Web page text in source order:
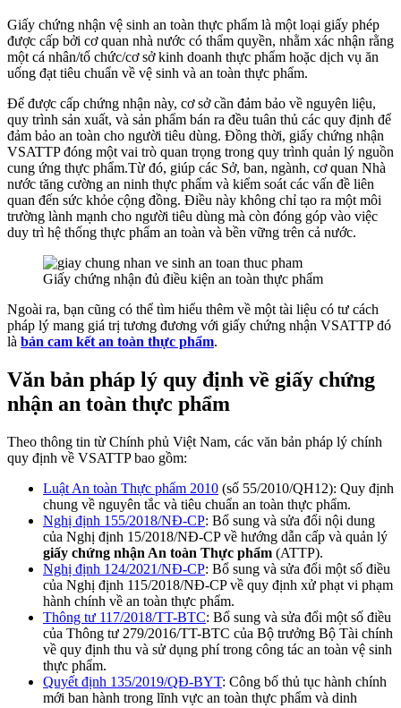
Giấy chứng nhận vệ sinh an toàn thực phẩm là một loại giấy phép
được cấp bởi cơ quan nhà nước có thẩm quyền, nhằm xác nhận rằng
một cá nhân/tổ chức/cơ sở kinh doanh thực phẩm hoặc dịch vụ ăn
uống đạt tiêu chuẩn về vệ sinh và an toàn thực phẩm.
Để được cấp chứng nhận này, cơ sở cần đảm bảo về nguyên liệu,
quy trình sản xuất, và sản phẩm bán ra đều tuân thủ các quy định để
đảm bảo an toàn cho người tiêu dùng. Đồng thời, giấy chứng nhận
VSATTP đóng một vai trò quan trọng trong quy trình quản lý nguồn
cung ứng thực phẩm.Từ đó, giúp các Sở, ban, ngành, cơ quan Nhà
nước tăng cường an ninh thực phẩm và kiểm soát các vấn đề liên
quan đến sức khỏe cộng đồng. Điều này không chỉ tạo ra một môi
trường lành mạnh cho người tiêu dùng mà còn đóng góp vào việc
duy trì hệ thống thực phẩm an toàn và bền vững trên cả nước.
Giấy chứng nhận đủ điều kiện an toàn thực phẩm
Ngoài ra, bạn cũng có thể tìm hiểu thêm về một tài liệu có tư cách
pháp lý mang giá trị tương đương với giấy chứng nhận VSATTP đó
là bản cam kết an toàn thực phẩm.
Văn bản pháp lý quy định về giấy chứng
nhận an toàn thực phẩm
Theo thông tin từ Chính phủ Việt Nam, các văn bản pháp lý chính
quy định về VSATTP bao gồm:
Luật An toàn Thực phẩm 2010 (số 55/2010/QH12): Quy định
chung về nguyên tắc và tiêu chuẩn an toàn thực phẩm.
Nghị định 155/2018/NĐ-CP: Bổ sung và sửa đổi nội dung
của Nghị định 15/2018/NĐ-CP về hướng dẫn cấp và quản lý
giấy chứng nhận An toàn Thực phẩm (ATTP).
Nghị định 124/2021/NĐ-CP: Bổ sung và sửa đổi một số điều
của Nghị định 115/2018/NĐ-CP về quy định xử phạt vi phạm
hành chính về an toàn thực phẩm.
Thông tư 117/2018/TT-BTC: Bổ sung và sửa đổi một số điều
của Thông tư 279/2016/TT-BTC của Bộ trưởng Bộ Tài chính
về quy định thu và sử dụng phí trong công tác an toàn vệ sinh
thực phẩm.
Quyết định 135/2019/QĐ-BYT: Công bố thủ tục hành chính
mới ban hành trong lĩnh vực an toàn thực phẩm và dinh